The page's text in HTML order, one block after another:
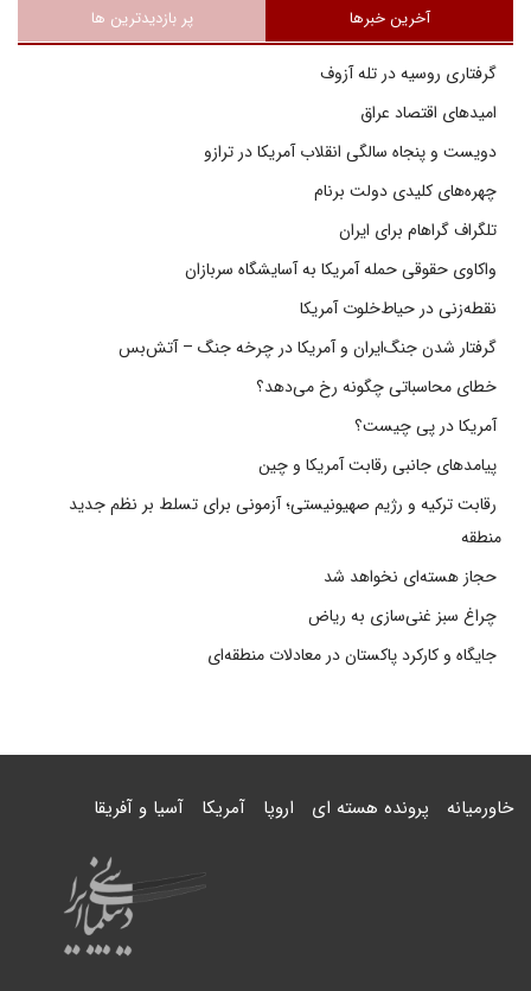
آخرین خبرها پر بازدیدترین ها
گرفتاری روسیه در تله آزوف
امیدهای اقتصاد عراق
دویست و پنجاه سالگی انقلاب آمریکا در ترازو
چهره‌های کلیدی دولت برنام
تلگراف گراهام برای ایران
واکاوی حقوقی حمله آمریکا به آسایشگاه سربازان
نقطه‌زنی در حیاط‌خلوت آمریکا
گرفتار شدن جنگ‌ایران و آمریکا در چرخه جنگ – آتش‌بس
خطای محاسباتی چگونه رخ می‌دهد؟
آمریکا در پی چیست؟
پیامدهای جانبی رقابت آمریکا و چین
رقابت ترکیه و رژیم صهیونیستی؛ آزمونی برای تسلط بر نظم جدید
منطقه
حجاز هسته‌ای نخواهد شد
چراغ سبز غنی‌سازی به ریاض
جایگاه و کارکرد پاکستان در معادلات منطقه‌ای
خاورمیانه پرونده هسته ای اروپا آمریکا آسیا و آفریقا